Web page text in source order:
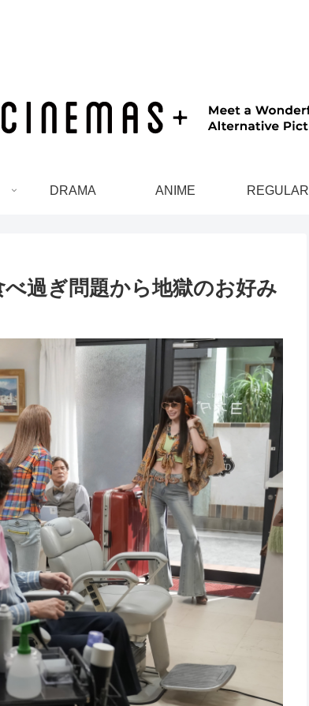
DRAMA ANIME REGULAR
べ過ぎ問題から地獄のお好み